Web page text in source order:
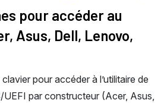
pour accéder au
Asus, Dell, Lenovo,
pour accéder à l’utilitaire de
par constructeur (Acer, Asus,